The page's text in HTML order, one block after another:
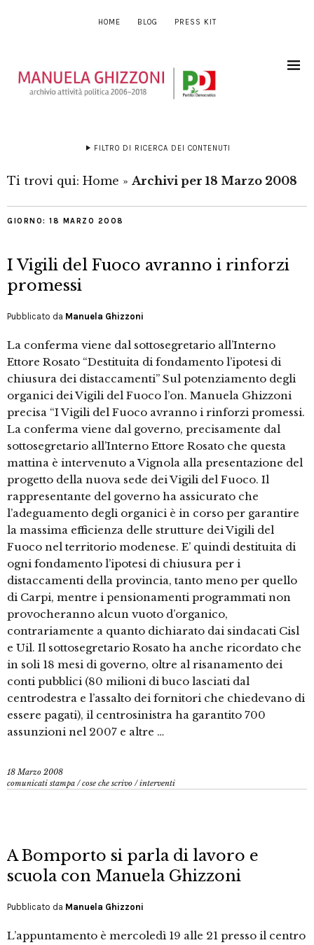
HOME BLOG PRESS KIT
FILTRO DI RICERCA DEI CONTENUTI
Ti trovi qui: Home » Archivi per 18 Marzo 2008
GIORNO: 18 MARZO 2008
I Vigili del Fuoco avranno i rinforzi
promessi
Pubblicato da Manuela Ghizzoni
La conferma viene dal sottosegretario all’Interno
Ettore Rosato “Destituita di fondamento l’ipotesi di
chiusura dei distaccamenti” Sul potenziamento degli
organici dei Vigili del Fuoco l’on. Manuela Ghizzoni
precisa “I Vigili del Fuoco avranno i rinforzi promessi.
La conferma viene dal governo, precisamente dal
sottosegretario all’Interno Ettore Rosato che questa
mattina è intervenuto a Vignola alla presentazione del
progetto della nuova sede dei Vigili del Fuoco. Il
rappresentante del governo ha assicurato che
l’adeguamento degli organici è in corso per garantire
la massima efficienza delle strutture dei Vigili del
Fuoco nel territorio modenese. E’ quindi destituita di
ogni fondamento l’ipotesi di chiusura per i
distaccamenti della provincia, tanto meno per quello
di Carpi, mentre i pensionamenti programmati non
provocheranno alcun vuoto d’organico,
contrariamente a quanto dichiarato dai sindacati Cisl
e Uil. Il sottosegretario Rosato ha anche ricordato che
in soli 18 mesi di governo, oltre al risanamento dei
conti pubblici (80 milioni di buco lasciati dal
centrodestra e l’assalto dei fornitori che chiedevano di
essere pagati), il centrosinistra ha garantito 700
assunzioni nel 2007 e altre …
18 Marzo 2008
comunicati stampa /cose che scrivo /interventi
A Bomporto si parla di lavoro e
scuola con Manuela Ghizzoni
Pubblicato da Manuela Ghizzoni
L’appuntamento è mercoledì 19 alle 21 presso il centro